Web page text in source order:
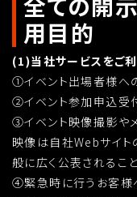
全ての開
用目的
(1)当社サービスをご
①イベント出場者様へ
②イベント参加申込受
③イベント映像撮影や
映像は自社Webサイ
般に広く公表されるこ
④緊急時に行うお客様